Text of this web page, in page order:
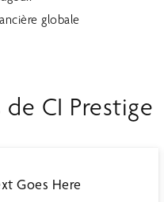
globale
CI Prestige